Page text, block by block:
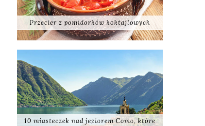
Przecier z pomidorków koktajlowych
10 miasteczek nad jeziorem Como, które